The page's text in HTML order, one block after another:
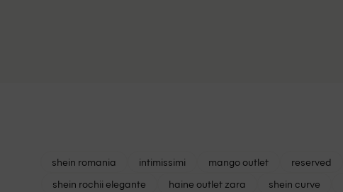
shein romania intimissimi mango outlet reserved
shein rochii elegante
haine outlet zara shein curve